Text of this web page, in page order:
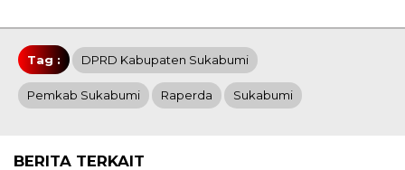
Tag : DPRD Kabupaten Sukabumi
Pemkab Sukabumi Raperda Sukabumi
BERITA TERKAIT